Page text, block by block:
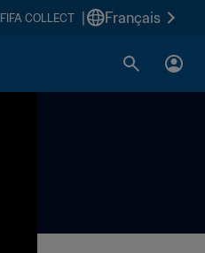
FIFA COLLECT Français